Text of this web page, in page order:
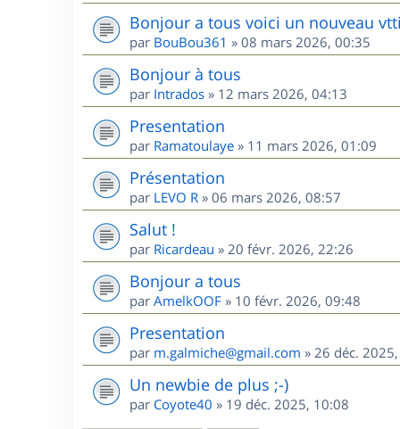
Bonjour a tous voici un nouveau
par BouBou361 » 08 mars 2026, 00:35
Bonjour à tous
par Intrados » 12 mars 2026, 04:13
Presentation
par Ramatoulaye » 11 mars 2026, 01:09
Présentation
par LEVO R » 06 mars 2026, 08:57
Salut !
par Ricardeau » 20 févr. 2026, 22:26
Bonjour a tous
par AmelkOOF » 10 févr. 2026, 09:48
Presentation
par m.galmiche@gmail.com » 26 déc.
Un newbie de plus ;-)
par Coyote40 » 19 déc. 2025, 10:08